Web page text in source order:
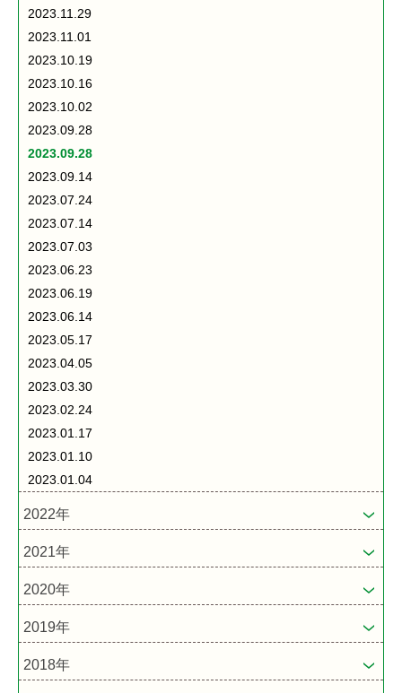
2023.11.29
2023.11.01
2023.10.19
2023.10.16
2023.10.02
2023.09.28
2023.09.28
2023.09.14
2023.07.24
2023.07.14
2023.07.03
2023.06.23
2023.06.19
2023.06.14
2023.05.17
2023.04.05
2023.03.30
2023.02.24
2023.01.17
2023.01.10
2023.01.04
2022年
2021年
2020年
2019年
2018年